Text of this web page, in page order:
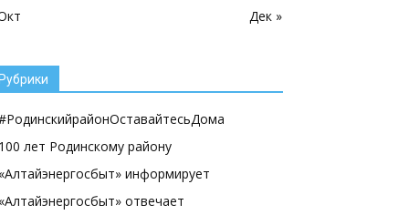
Дек »
лет Родинскому району
информирует
отвечает